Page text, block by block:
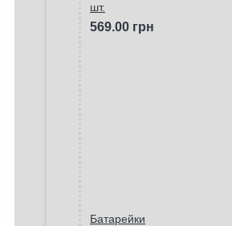
шт.
569.00 грн
Батарейки